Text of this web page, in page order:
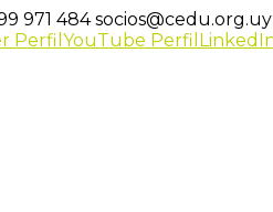
971 484socios@cedu.org.uy
Perfil YouTube Perfil